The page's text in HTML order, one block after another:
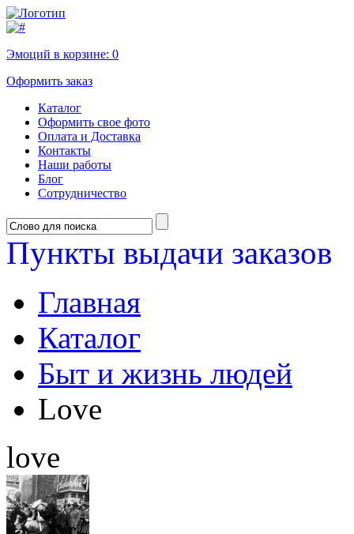
Эмоций в корзине: 0
Оформить заказ
Каталог
Оформить свое фото
Оплата и Доставка
Контакты
Наши работы
Блог
Сотрудничество
Пункты выдачи заказов
Главная
Каталог
Быт и жизнь людей
Love
love